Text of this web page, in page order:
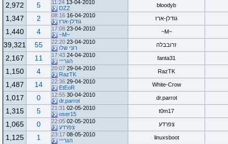
bloodyb
13-04-2010
11:24
DZZ
5
2,972
גודלן-ארז 16-04-2010
08:16
גודלן-ארז
2
1,347
~M~
23-04-2010
17:08
~M~
4
1,440
זרובבלה 23-04-2010
22:20
רוני שלו
55
39,321
fanta31
24-04-2010
17:43
הגרייי
11
2,167
RazTK
29-04-2010
20:07
RazTK
4
1,150
White-Crow
29-04-2010
22:36
EtEoR
14
1,487
dr.parrot
30-04-2010
12:55
dr.parrot
0
1,017
t0m17
02-05-2010
21:31
oser15
5
1,315
צפרדע 02-05-2010
22:05
צפרדע
0
1,065
linuxsboot
08-05-2010
23:17
הגרייי
1
1,125